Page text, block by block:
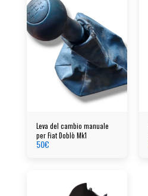
Leva del cambio manuale
per Fiat Doblò Mk1
50€